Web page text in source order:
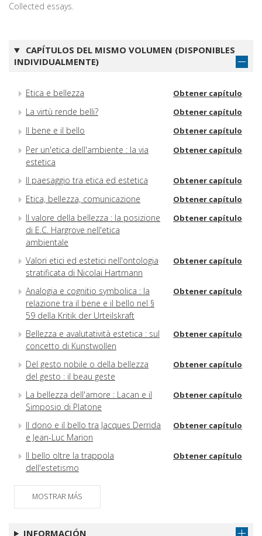
Collected essays.
CAPÍTULOS DEL MISMO VOLUMEN (DISPONIBLES
INDIVIDUALMENTE)
Etica e bellezza Obtener capítulo
La virtù rende belli? Obtener capítulo
Il bene e il bello Obtener capítulo
Per un'etica dell'ambiente : la via
estetica
Obtener capítulo
Il paesaggio tra etica ed estetica Obtener capítulo
Etica, bellezza, comunicazione Obtener capítulo
Il valore della bellezza : la posizione
di E.C. Hargrove nell'etica
ambientale
Obtener capítulo
Valori etici ed estetici nell'ontologia
stratificata di Nicolai Hartmann
Obtener capítulo
Analogia e cognitio symbolica : la
relazione tra il bene e il bello nel §
59 della Kritik der Urteilskraft
Obtener capítulo
Bellezza e avalutatività estetica : sul
concetto di Kunstwollen
Obtener capítulo
Del gesto nobile o della bellezza
del gesto : il beau geste
Obtener capítulo
La bellezza dell'amore : Lacan e il
Simposio di Platone
Obtener capítulo
Il dono e il bello tra Jacques Derrida
e Jean-Luc Marion
Obtener capítulo
Il bello oltre la trappola
dell'estetismo
Obtener capítulo
Icona e bellezza nella riflessione
russa contemporanea
femminile in Julia Kristeva
MOSTRAR MÁS
INFORMACIÓN